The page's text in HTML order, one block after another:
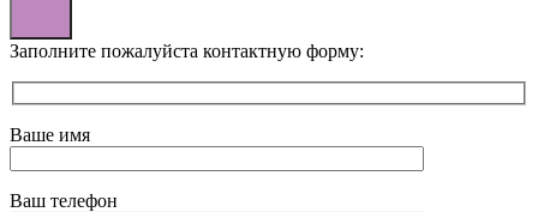
Заполните пожалуйста контактную форму:
Ваше имя
Ваш телефон